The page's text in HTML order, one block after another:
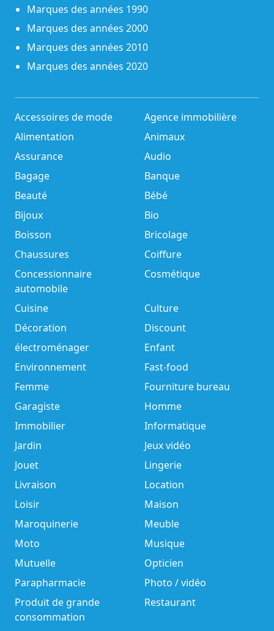
Marques des années 1990
Marques des années 2000
Marques des années 2010
Marques des années 2020
Accessoires de mode
Agence immobilière
Alimentation
Animaux
Assurance
Audio
Bagage
Banque
Beauté
Bébé
Bijoux
Bio
Boisson
Bricolage
Chaussures
Coiffure
Concessionnaire
automobile
Cosmétique
Cuisine
Culture
Décoration
Discount
électroménager
Enfant
Environnement
Fast-food
Femme
Fourniture bureau
Garagiste
Homme
Immobilier
Informatique
Jardin
Jeux vidéo
Jouet
Lingerie
Livraison
Location
Loisir
Maison
Maroquinerie
Meuble
Moto
Musique
Mutuelle
Opticien
Parapharmacie
Photo / vidéo
Produit de grande
consommation
Restaurant